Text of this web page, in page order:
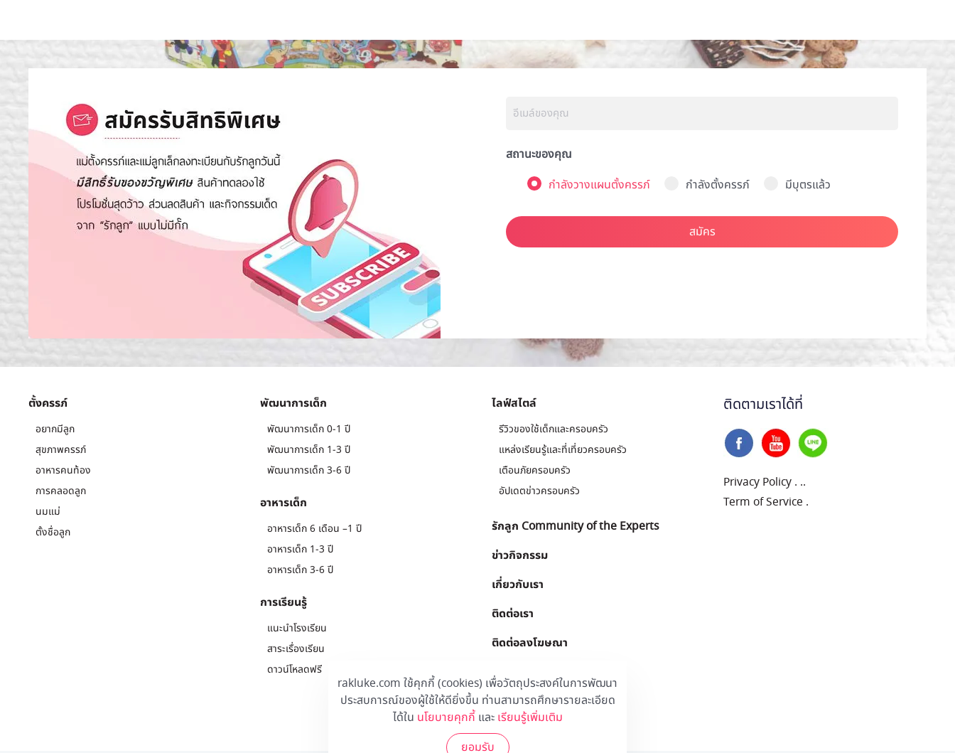
rakluke.com ใช้คุกกี้ (cookies) เพื่อวัตถุประสงค์ในการพัฒนา
ประสบการณ์ของผู้ใช้ให้ดียิ่งขึ้น ท่านสามารถศึกษารายละเอียด
ได้ใน นโยบายคุกกี้และ เรียนรู้เพิ่มเติม
ยอมรับ
สถานะของคุณ
กำลังวางแผนตั้งครรภ์
กำลังตั้งครรภ์ มีบุตรแล้ว
สมัคร
ตั้งครรภ์
อยากมีลูก
สุขภาพครรภ์
อาหารคนท้อง
การคลอดลูก
นมแม่
ตั้งชื่อลูก
พัฒนาการเด็ก
พัฒนาการเด็ก 0-1 ปี
พัฒนาการเด็ก 1-3 ปี
พัฒนาการเด็ก 3-6 ปี
อาหารเด็ก
อาหารเด็ก 6 เดือน –1 ปี
อาหารเด็ก 1-3 ปี
อาหารเด็ก 3-6 ปี
การเรียนรู้
แนะนำโรงเรียน
สาระเรื่องเรียน
ดาวน์โหลดฟรี
ไลฟ์สไตล์
รีวิวของใช้เด็กและครอบครัว
แหล่งเรียนรู้และที่เที่ยวครอบครัว
เตือนภัยครอบครัว
อัปเดตข่าวครอบครัว
รักลูก Community of the Experts
ข่าวกิจกรรม
เกี่ยวกับเรา
ติดต่อเรา
ติดต่อลงโฆษณา
ติดตามเราได้ที่
Privacy Policy . ..
Term of Service .